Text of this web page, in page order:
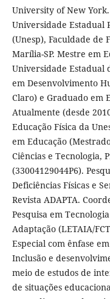
University of New
Universidade Estadual
(Unesp), Faculdade de
Marília-SP. Mestre em
Universidade Estadual
em Desenvolvimento
Claro) e Graduado em
Atualmente (desde
Educação Física da
em Educação
Ciências e Tecnologia,
(33004129044P6).
Deficiências Físicas e
Revista ADAPTA.
Pesquisa em
Adaptação (LETAIA/
Especial com ênfase
Inclusão e
meio de estudos de
de situações